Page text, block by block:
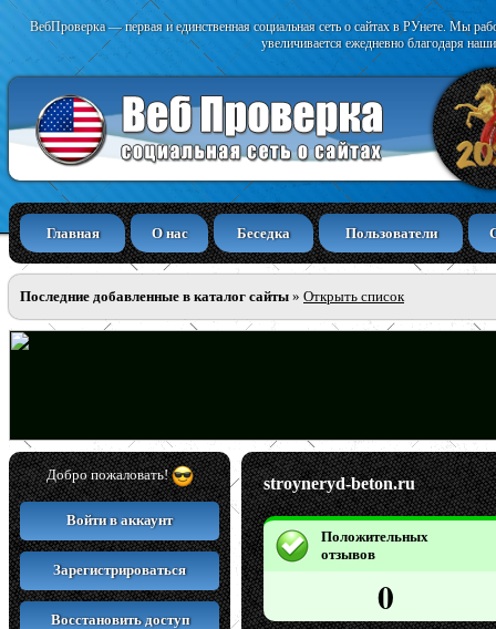
ВебПроверка — первая и единственная социальная сеть о сайтах в РУнете. Мы
увеличивается ежедневно благодаря
Главная О нас Беседка Пользователи
Последние добавленные в каталог сайты » Открыть список
Добро пожаловать!
Войти в аккаунт
Зарегистрироваться
Восстановить доступ
stroyneryd-beton.ru
Положительных
отзывов
0